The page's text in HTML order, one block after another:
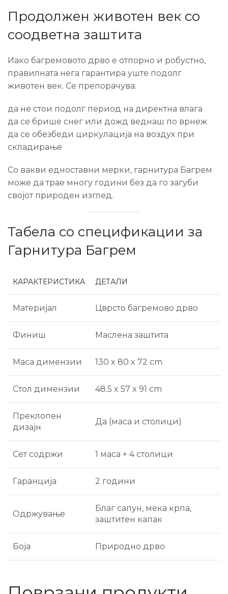
Продолжен животен век со
соодветна заштита
Иако багремовото дрво е отпорно и робустно,
правилната нега гарантира уште подолг
животен век. Се препорачува:
да не стои подолг период на директна влага
да се брише снег или дожд веднаш по врнеж
да се обезбеди циркулација на воздух при
складирање
Со вакви едноставни мерки, гарнитура Багрем
може да трае многу години без да го загуби
својот природен изглед.
Табела со спецификации за
Гарнитура Багрем
КАРАКТЕРИСТИКА ДЕТАЛИ
Материјал Цврсто багремово дрво
Финиш Маслена заштита
Маса димензии 130 x 80 x 72 cm
Стол димензии 48.5 x 57 x 91 cm
Преклопен
дизајн
Да (маса и столици)
Сет содржи 1 маса + 4 столици
Гаранција 2 години
Одржување
Благ сапун, мека крпа,
заштитен капак
Боја Природно дрво